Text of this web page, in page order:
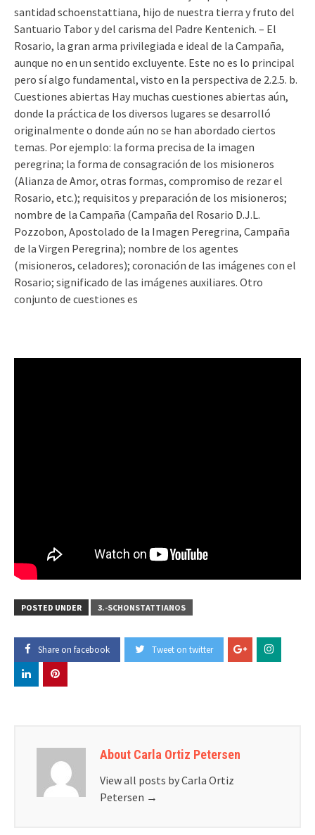
POSTED UNDER 3.-SCHONSTATTIANOS
Share on facebook Tweet on twitter
About Carla Ortiz Petersen
View all posts by Carla Ortiz
Petersen →